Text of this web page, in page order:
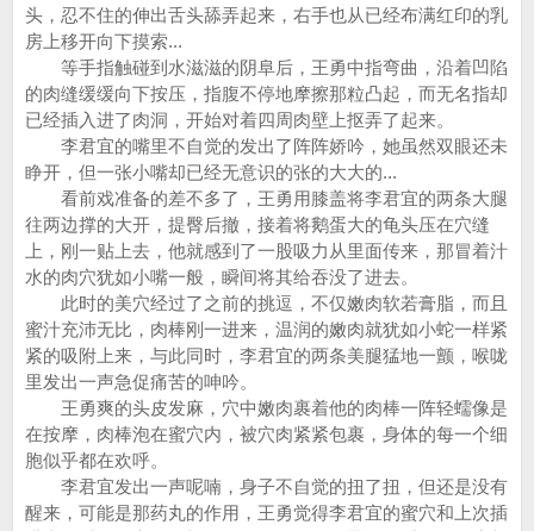
头，忍不住的伸出舌头舔弄起来，右手也从已经布满红印的乳
房上移开向下摸索...
等手指触碰到水滋滋的阴阜后，王勇中指弯曲，沿着凹陷
的肉缝缓缓向下按压，指腹不停地摩擦那粒凸起，而无名指却
已经插入进了肉洞，开始对着四周肉壁上抠弄了起来。
李君宜的嘴里不自觉的发出了阵阵娇吟，她虽然双眼还未
睁开，但一张小嘴却已经无意识的张的大大的...
看前戏准备的差不多了，王勇用膝盖将李君宜的两条大腿
往两边撑的大开，提臀后撤，接着将鹅蛋大的龟头压在穴缝
上，刚一贴上去，他就感到了一股吸力从里面传来，那冒着汁
水的肉穴犹如小嘴一般，瞬间将其给吞没了进去。
此时的美穴经过了之前的挑逗，不仅嫩肉软若膏脂，而且
蜜汁充沛无比，肉棒刚一进来，温润的嫩肉就犹如小蛇一样紧
紧的吸附上来，与此同时，李君宜的两条美腿猛地一颤，喉咙
里发出一声急促痛苦的呻吟。
王勇爽的头皮发麻，穴中嫩肉裹着他的肉棒一阵轻蠕像是
在按摩，肉棒泡在蜜穴内，被穴肉紧紧包裹，身体的每一个细
胞似乎都在欢呼。
李君宜发出一声呢喃，身子不自觉的扭了扭，但还是没有
醒来，可能是那药丸的作用，王勇觉得李君宜的蜜穴和上次插